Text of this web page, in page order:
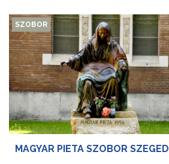
SZOBOR
MAGYAR PIETA SZOBOR SZEGED